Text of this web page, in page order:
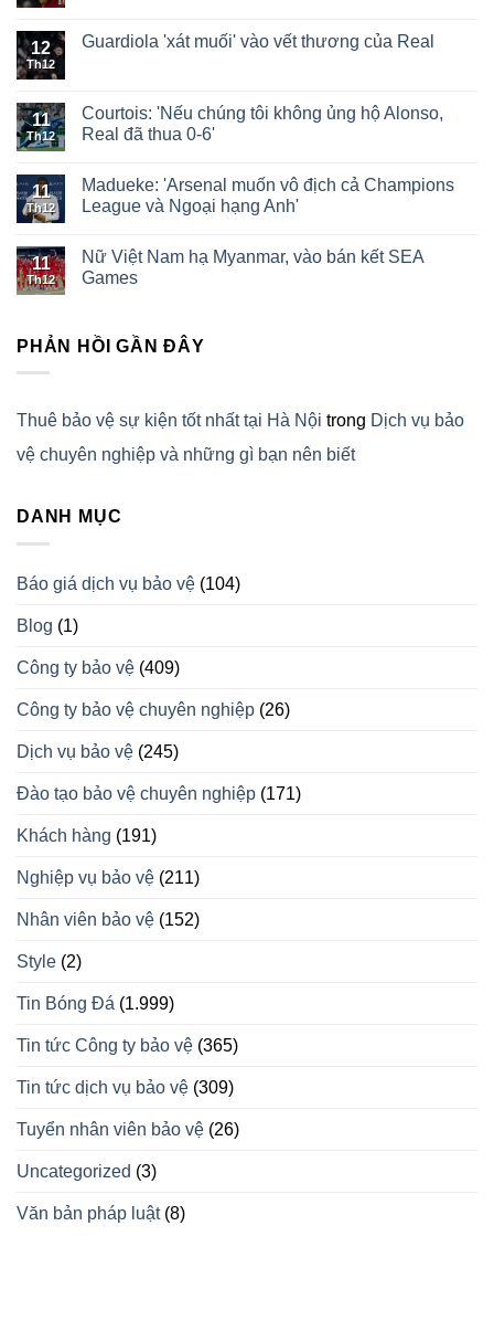
12
Th12
Guardiola 'xát muối' vào vết thương của Real
11
Th12
Courtois: 'Nếu chúng tôi không ủng hộ Alonso,
Real đã thua 0-6'
11
Th12
Madueke: 'Arsenal muốn vô địch cả Champions
League và Ngoại hạng Anh'
11
Th12
Nữ Việt Nam hạ Myanmar, vào bán kết SEA
Games
PHẢN HỒI GẦN ĐÂY
Thuê bảo vệ sự kiện tốt nhất tại Hà Nội trong Dịch vụ bảo
vệ chuyên nghiệp và những gì bạn nên biết
DANH MỤC
Báo giá dịch vụ bảo vệ (104)
Blog (1)
Công ty bảo vệ (409)
Công ty bảo vệ chuyên nghiệp (26)
Dịch vụ bảo vệ (245)
Đào tạo bảo vệ chuyên nghiệp (171)
Khách hàng (191)
Nghiệp vụ bảo vệ (211)
Nhân viên bảo vệ (152)
Style (2)
Tin Bóng Đá (1.999)
Tin tức Công ty bảo vệ (365)
Tin tức dịch vụ bảo vệ (309)
Tuyển nhân viên bảo vệ (26)
Uncategorized (3)
Văn bản pháp luật(8)